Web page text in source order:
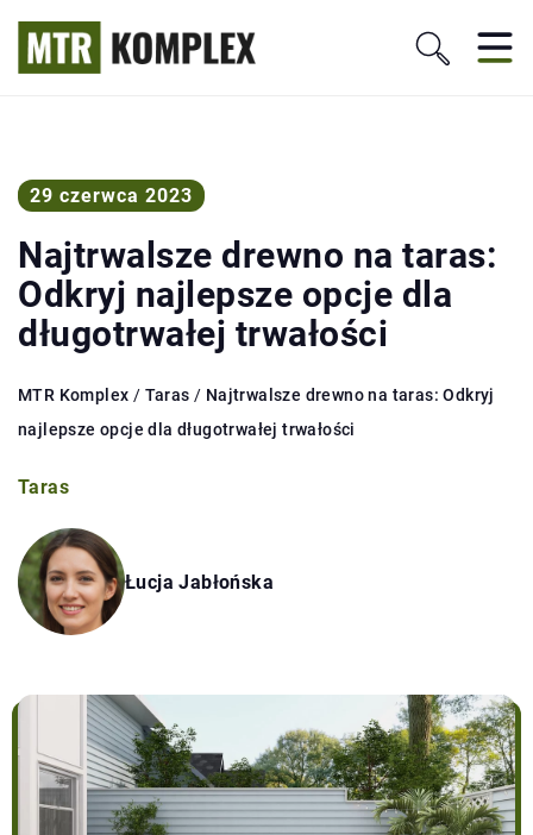
29 czerwca 2023
Najtrwalsze drewno na taras:
Odkryj najlepsze opcje dla
długotrwałej trwałości
MTR Komplex / Taras / Najtrwalsze drewno na taras: Odkryj
najlepsze opcje dla długotrwałej trwałości
Taras
Łucja Jabłońska